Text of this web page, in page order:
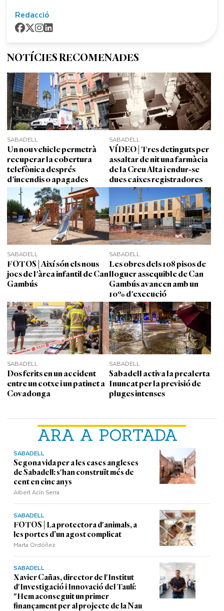
ARA A PORTADA
SABADELL
Segona vida per a les cases angleses
de Sabadell: s'han construït més de
cent en cinc anys
Albert Acín Serra
SABADELL
FOTOS | La protectora d'animals, a
les portes d’un agost complicat
Marta Ordóñez
SABADELL
Xavier Cañas, director de l'Institut
d'Investigació i Innovació del Taulí:
"Hem aconseguit un primer
finançament per al projecte de la Nau
Redacció
NOTÍCIES RECOMENADES
SABADELL
Un nou vehicle permetrà
recuperar la cobertura
telefònica després
d'incendis o apagades
SABADELL
VÍDEO | Tres detinguts per
assaltar de nit una farmàcia
de la Creu Alta i endur-se
dues caixes registradores
SABADELL
FOTOS | Així són els nous
jocs de l'àrea infantil de Can
Gambús
SABADELL
Les obres dels 108 pisos de
lloguer assequible de Can
Gambús avancen amb un
10% d'execució
SABADELL
Dos ferits en un accident
entre un cotxe i un patinet a
Covadonga
SABADELL
Sabadell activa la prealerta
Inuncat per la previsió de
pluges intenses